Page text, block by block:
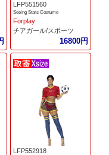
LFP551560
Seeing Stars Costume
Forplay
チアガール/スポーツ
16800円
LFP552918